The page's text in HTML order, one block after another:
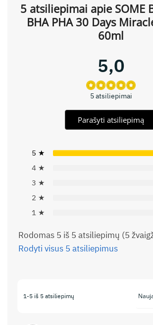
5 atsiliepimai apie SOME
BHA PHA 30 Days
60ml
5,0
5 atsiliepimai
Parašyti atsiliepimą
5 ★
4 ★
3 ★
2 ★
1 ★
Rodomas 5 iš 5 atsiliepimų (5
Rodyti visus 5 atsiliepimus
1-5 iš 5 atsiliepimų